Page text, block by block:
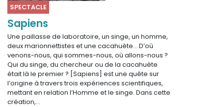
SPECTACLE
Sapiens
Une paillasse de laboratoire, un singe, un homme,
deux marionnettistes et une cacahuète… D’où
venons-nous, qui sommes-nous, où allons-nous ?
Qui du singe, du chercheur ou de la cacahuète
était là le premier ? [Sapiens] est une quête sur
l’origine à travers trois expériences scientifiques,
mettant en relation l’Homme et le singe. Dans cette
création,…